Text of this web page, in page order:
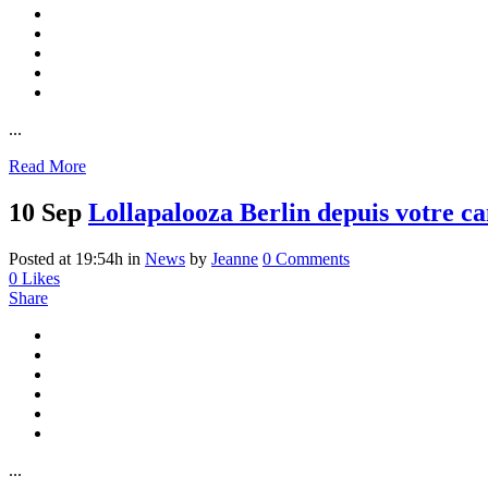
...
Read More
10 Sep Lollapalooza Berlin depuis votre
Posted at 19:54h in News by Jeanne 0 Comments
0 Likes
Share
...